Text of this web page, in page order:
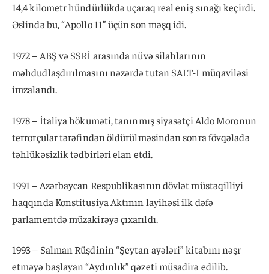
14,4 kilometr hündürlükdə uçaraq real eniş sınağı keçirdi.
Əslində bu, “Apollo 11” üçün son məşq idi.
1972 – ABŞ və SSRİ arasında nüvə silahlarının
məhdudlaşdırılmasını nəzərdə tutan SALT-I müqaviləsi
imzalandı.
1978 – İtaliya hökuməti, tanınmış siyasətçi Aldo Moronun
terrorçular tərəfindən öldürülməsindən sonra fövqəladə
təhlükəsizlik tədbirləri elan etdi.
1991 – Azərbaycan Respublikasının dövlət müstəqilliyi
haqqında Konstitusiya Aktının layihəsi ilk dəfə
parlamentdə müzakirəyə çıxarıldı.
1993 – Salman Rüşdinin “Şeytan ayələri” kitabını nəşr
etməyə başlayan “Aydınlık” qəzeti müsadirə edilib.